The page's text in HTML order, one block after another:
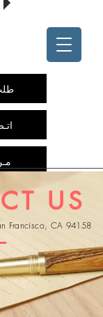
US
Francisco, CA 94158